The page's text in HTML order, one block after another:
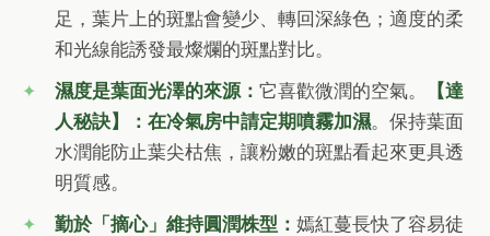
足，葉片上的斑點會變少、轉回深綠色；適度的柔
和光線能誘發最燦爛的斑點對比。
濕度是葉面光澤的來源：它喜歡微潤的空氣。
【達
人秘訣】：在冷氣房中請定期噴霧加濕。保持葉面
水潤能防止葉尖枯焦，讓粉嫩的斑點看起來更具透
明質感。
勤於「摘心」維持圓潤株型：嫣紅蔓長快了容易徒